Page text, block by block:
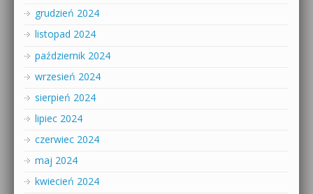
grudzień 2024
listopad 2024
październik 2024
wrzesień 2024
sierpień 2024
lipiec 2024
czerwiec 2024
maj 2024
kwiecień 2024